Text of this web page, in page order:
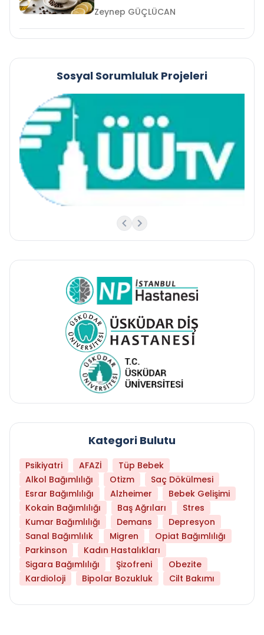
Zeynep GÜÇLÜCAN
Sosyal Sorumluluk Projeleri
Kategori Bulutu
Psikiyatri AFAZİ
Tüp Bebek
Alkol Bağımlılığı
Otizm
Saç Dökülmesi
Esrar Bağımlılığı
Alzheimer
Bebek Gelişimi
Kokain Bağımlılığı
Baş Ağrıları
Stres
Kumar Bağımlılığı
Demans
Depresyon
Sanal Bağımlılık
Migren
Opiat Bağımlılığı
Parkinson
Kadın Hastalıkları
Sigara Bağımlılığı
Şizofreni
Obezite
Kardioloji
Bipolar Bozukluk Cilt Bakımı